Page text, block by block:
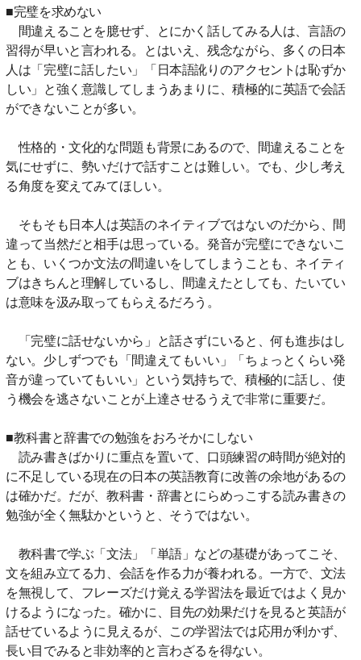
■完璧を求めない
間違えることを臆せず、とにかく話してみる人は、言語の
習得が早いと言われる。とはいえ、残念ながら、多くの日本
人は「完璧に話したい」「日本語訛りのアクセントは恥ずか
しい」と強く意識してしまうあまりに、積極的に英語で会話
ができないことが多い。
性格的・文化的な問題も背景にあるので、間違えることを
気にせずに、勢いだけで話すことは難しい。でも、少し考え
る角度を変えてみてほしい。
そもそも日本人は英語のネイティブではないのだから、間
違って当然だと相手は思っている。発音が完璧にできないこ
とも、いくつか文法の間違いをしてしまうことも、ネイティ
ブはきちんと理解しているし、間違えたとしても、たいてい
は意味を汲み取ってもらえるだろう。
「完璧に話せないから」と話さずにいると、何も進歩はし
ない。少しずつでも「間違えてもいい」「ちょっとくらい発
音が違っていてもいい」という気持ちで、積極的に話し、使
う機会を逃さないことが上達させるうえで非常に重要だ。
■教科書と辞書での勉強をおろそかにしない
読み書きばかりに重点を置いて、口頭練習の時間が絶対的
に不足している現在の日本の英語教育に改善の余地があるの
は確かだ。だが、教科書・辞書とにらめっこする読み書きの
勉強が全く無駄かというと、そうではない。
教科書で学ぶ「文法」「単語」などの基礎があってこそ、
文を組み立てる力、会話を作る力が養われる。一方で、文法
を無視して、フレーズだけ覚える学習法を最近ではよく見か
けるようになった。確かに、目先の効果だけを見ると英語が
話せているように見えるが、この学習法では応用が利かず、
長い目でみると非効率的と言わざるを得ない。